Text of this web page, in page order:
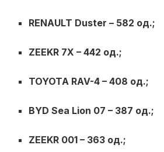
RENAULT Duster – 582 од.;
ZEEKR 7X – 442 од.;
TOYOTA RAV-4 – 408 од.;
BYD Sea Lion 07 – 387 од.;
ZEEKR 001 – 363 од.;